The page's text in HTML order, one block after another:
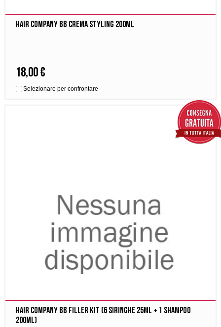
Hair company BB Crema Styling 200ml
18,00 €
Selezionare per confrontare
Hair company BB Filler Kit (6 Siringhe 25ml + 1 Shampoo
200ml)